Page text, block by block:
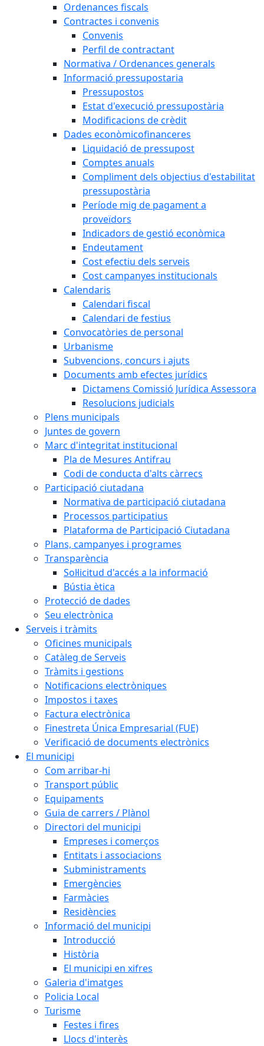
Ordenances fiscals
Contractes i convenis
Convenis
Perfil de contractant
Normativa / Ordenances generals
Informació pressupostaria
Pressupostos
Estat d'execució pressupostària
Modificacions de crèdit
Dades econòmicofinanceres
Liquidació de pressupost
Comptes anuals
Compliment dels objectius d'estabilitat
pressupostària
Període mig de pagament a
proveïdors
Indicadors de gestió econòmica
Endeutament
Cost efectiu dels serveis
Cost campanyes institucionals
Calendaris
Calendari fiscal
Calendari de festius
Convocatòries de personal
Urbanisme
Subvencions, concurs i ajuts
Documents amb efectes jurídics
Dictamens Comissió Jurídica Assessora
Resolucions judicials
Plens municipals
Juntes de govern
Marc d'integritat institucional
Pla de Mesures Antifrau
Codi de conducta d'alts càrrecs
Participació ciutadana
Normativa de participació ciutadana
Processos participatius
Plataforma de Participació Ciutadana
Plans, campanyes i programes
Transparència
Sol·licitud d'accés a la informació
Bústia ètica
Protecció de dades
Seu electrònica
Serveis i tràmits
Oficines municipals
Catàleg de Serveis
Tràmits i gestions
Notificacions electròniques
Impostos i taxes
Factura electrònica
Finestreta Única Empresarial (FUE)
Verificació de documents electrònics
El municipi
Com arribar-hi
Transport públic
Equipaments
Guia de carrers / Plànol
Directori del municipi
Empreses i comerços
Entitats i associacions
Subministraments
Emergències
Farmàcies
Residències
Informació del municipi
Introducció
Història
El municipi en xifres
Galeria d'imatges
Policia Local
Turisme
Festes i fires
Llocs d'interès